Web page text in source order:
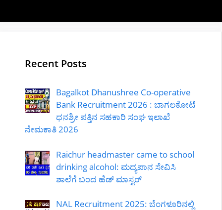
Recent Posts
Bagalkot Dhanushree Co-operative
Bank Recruitment 2026 : ಬಾಗಲಕೋಟೆ
ಧನಶ್ರೀ ಪತ್ತಿನ ಸಹಕಾರಿ ಸಂಘ ಇಲಾಖೆ
ನೇಮಕಾತಿ 2026
Raichur headmaster came to school
drinking alcohol: ಮದ್ಯಪಾನ ಸೇವಿಸಿ
ಶಾಲೆಗೆ ಬಂದ ಹೆಡ್ ಮಾಸ್ಟರ್
NAL Recruitment 2025: ಬೆಂಗಳೂರಿನಲ್ಲಿ